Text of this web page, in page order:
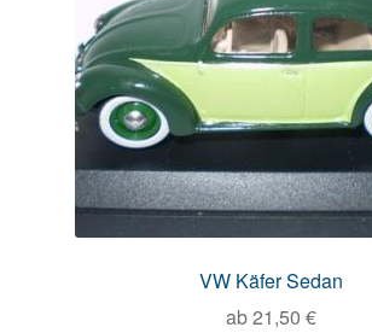
VW Käfer Sedan
ab21,50 €